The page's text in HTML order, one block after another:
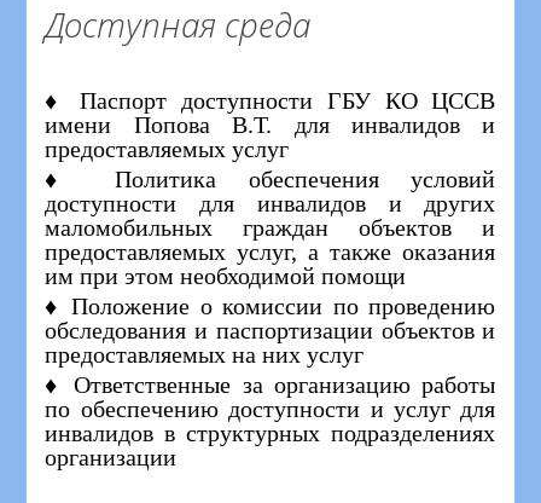
Доступная среда
♦ Паспорт доступности ГБУ КО ЦССВ
имени Попова В.Т. для инвалидов и
предоставляемых услуг
♦ Политика обеспечения условий
доступности для инвалидов и других
маломобильных граждан объектов и
предоставляемых услуг, а также оказания
им при этом необходимой помощи
♦ Положение о комиссии по проведению
обследования и паспортизации объектов и
предоставляемых на них услуг
♦ Ответственные за организацию работы
по обеспечению доступности и услуг для
инвалидов в структурных подразделениях
организации